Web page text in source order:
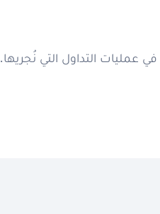
عمليات التداول التي نُجريها.